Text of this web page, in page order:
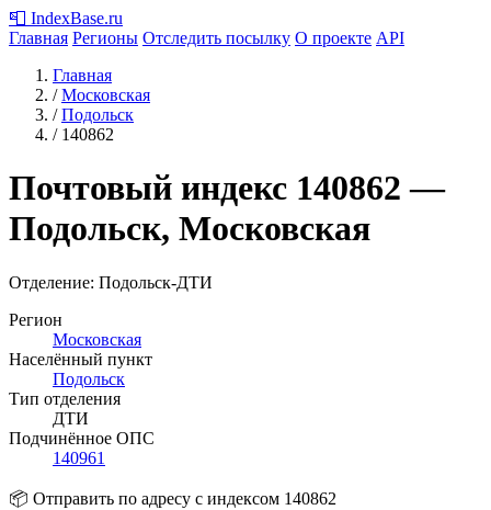
📮 IndexBase.ru
Главная Регионы Отследить посылку О проекте API
Главная
/ Московская
/ Подольск
/ 140862
Почтовый индекс 140862 —
Подольск, Московская
Отделение: Подольск-ДТИ
Регион
Московская
Населённый пункт
Подольск
Тип отделения
ДТИ
Подчинённое ОПС
140961
📦 Отправить по адресу с индексом 140862